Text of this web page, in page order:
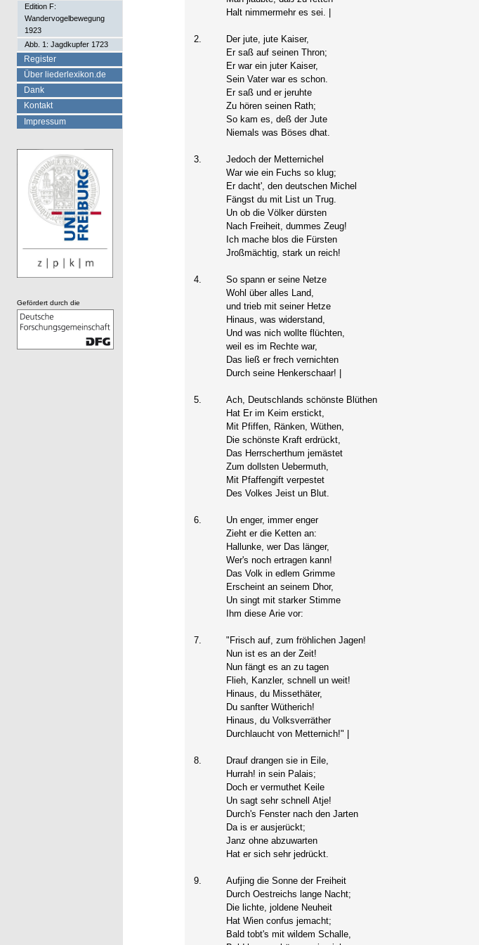
Halt nimmermehr es sei. |
2.
Der jute, jute Kaiser,
Er saß auf seinen Thron;
Er war ein juter Kaiser,
Sein Vater war es schon.
Er saß und er jeruhte
Zu hören seinen Rath;
So kam es, deß der Jute
Niemals was Böses dhat.
3.
Jedoch der Metternichel
War wie ein Fuchs so klug;
Er dacht', den deutschen Michel
Fängst du mit List un Trug.
Un ob die Völker dürsten
Nach Freiheit, dummes Zeug!
Ich mache blos die Fürsten
Jroßmächtig, stark un reich!
4.
So spann er seine Netze
Wohl über alles Land,
und trieb mit seiner Hetze
Hinaus, was widerstand,
Und was nich wollte flüchten,
weil es im Rechte war,
Das ließ er frech vernichten
Durch seine Henkerschaar! |
5.
Ach, Deutschlands schönste Blüthen
Hat Er im Keim erstickt,
Mit Pfiffen, Ränken, Wüthen,
Die schönste Kraft erdrückt,
Das Herrscherthum jemästet
Zum dollsten Uebermuth,
Mit Pfaffengift verpestet
Des Volkes Jeist un Blut.
6.
Un enger, immer enger
Zieht er die Ketten an:
Hallunke, wer Das länger,
Wer's noch ertragen kann!
Das Volk in edlem Grimme
Erscheint an seinem Dhor,
Un singt mit starker Stimme
Ihm diese Arie vor:
7.
"Frisch auf, zum fröhlichen Jagen!
Nun ist es an der Zeit!
Nun fängt es an zu tagen
Flieh, Kanzler, schnell un weit!
Hinaus, du Missethäter,
Du sanfter Wütherich!
Hinaus, du Volksverräther
Durchlaucht von Metternich!" |
8.
Drauf drangen sie in Eile,
Hurrah! in sein Palais;
Doch er vermuthet Keile
Un sagt sehr schnell Atje!
Durch's Fenster nach den Jarten
Da is er ausjerückt;
Janz ohne abzuwarten
Hat er sich sehr jedrückt.
9.
Aufjing die Sonne der Freiheit
Durch Oestreichs lange Nacht;
Die lichte, joldene Neuheit
Hat Wien confus jemacht;
Bald tobt's mit wildem Schalle,
Edition F:
Wandervogelbewegung
1923
Abb. 1: Jagdkupfer 1723
Register
Über liederlexikon.de
Dank
Kontakt
Impressum
Gefördert durch die